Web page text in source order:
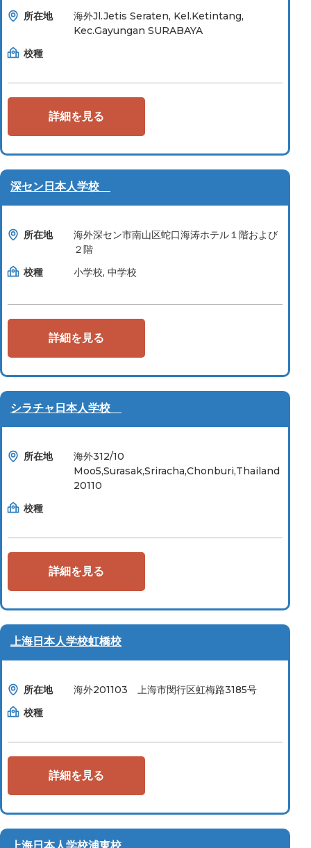
所在地
海外Jl.Jetis Seraten, Kel.Ketintang,
Kec.Gayungan SURABAYA
校種
詳細を見る
深セン日本人学校
所在地
海外深セン市南山区蛇口海涛ホテル１階および
２階
校種
小学校, 中学校
詳細を見る
シラチャ日本人学校
所在地
海外312/10
Moo5,Surasak,Sriracha,Chonburi,Thailand
20110
校種
詳細を見る
上海日本人学校虹橋校
所在地
海外201103 上海市閔行区虹梅路3185号
校種
詳細を見る
上海日本人学校浦東校